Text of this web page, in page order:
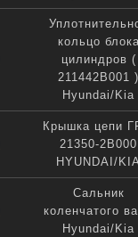
кольцо
цилиндров (
211442B001 )
Hyundai/Kia
Крышка цепи
21350-2B000
HYUNDAI/
Сальник
коленчатого
Hyundai/Kia